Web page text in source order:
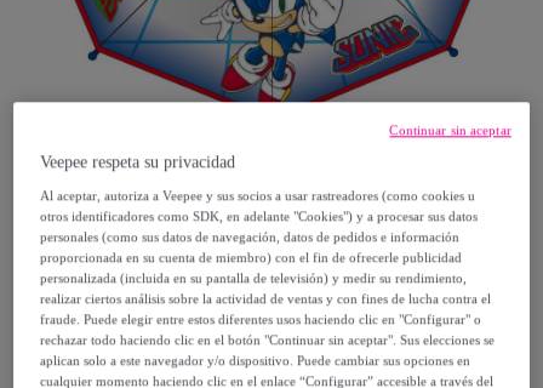
Sonic
Paraguas Manual Poe Burbuja Sonic
Modelo: Paraguas Manual Poe Burbuja
Sonic
Veepee respeta su privacidad
Al aceptar, autoriza a Veepee y sus socios a usar rastreadores (como cookies u
otros identificadores como SDK, en adelante "Cookies") y a procesar sus datos
personales (como sus datos de navegación, datos de pedidos e información
proporcionada en su cuenta de miembro) con el fin de ofrecerle publicidad
personalizada (incluida en su pantalla de televisión) y medir su rendimiento,
realizar ciertos análisis sobre la actividad de ventas y con fines de lucha contra el
fraude. Puede elegir entre estos diferentes usos haciendo clic en "Configurar" o
rechazar todo haciendo clic en el botón "Continuar sin aceptar". Sus elecciones se
aplican solo a este navegador y/o dispositivo. Puede cambiar sus opciones en
cualquier momento haciendo clic en el enlace “Configurar” accesible a través del
Continuar sin aceptar